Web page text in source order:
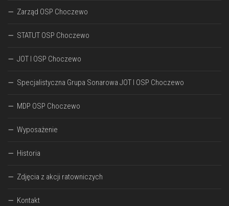
Zarząd OSP Choczewo
STATUT OSP Choczewo
JOT I OSP Choczewo
Specjalistyczna Grupa Sonarowa JOT I OSP Choczewo
MDP OSP Choczewo
Wyposażenie
Historia
Zdjęcia z akcji ratowniczych
Kontakt